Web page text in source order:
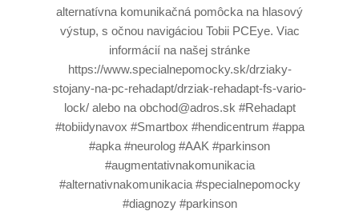
alternatívna komunikačná pomôcka na hlasový
výstup, s očnou navigáciou Tobii PCEye. Viac
informácií na našej stránke
https://www.specialnepomocky.sk/drziaky-
stojany-na-pc-rehadapt/drziak-rehadapt-fs-vario-
lock/ alebo na obchod@adros.sk #Rehadapt
#tobiidynavox #Smartbox #hendicentrum #appa
#apka #neurolog #AAK #parkinson
#augmentativnakomunikacia
#alternativnakomunikacia #specialnepomocky
#diagnozy #parkinson